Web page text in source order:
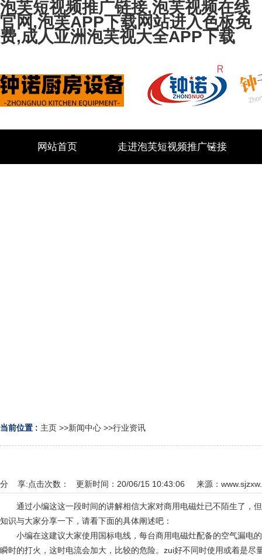
泡芙短视频推广链接,泡芙视频在线
官网,泡芙APP下载网站进入色板免
费,成人亚洲泡芙视大全APP下载
网站首页 走进泡芙短视频推广链接
当前位置 : 主页 >>新闻中心 >>行业资讯
点击次数： 更新时间：20/06/15 10:43:06 来源：
分 享:
通过小编这这一段时间的讲解相信大家对商用电磁灶已不陌生了，
知识与大家分享一下，请看下面的具体阐述吧：
小编在这建议大家使用国标电线，每台商用电磁灶配备的空气漏电的
瞬时的打火，这时电流会加大，比较的危险。zui好不同时使用或着